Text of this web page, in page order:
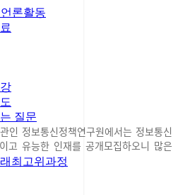
론활동
질문
최고위과정
인 정보통신정책연구원에서는 정보통신
고 유능한 인재를 공개모집하오니 많은